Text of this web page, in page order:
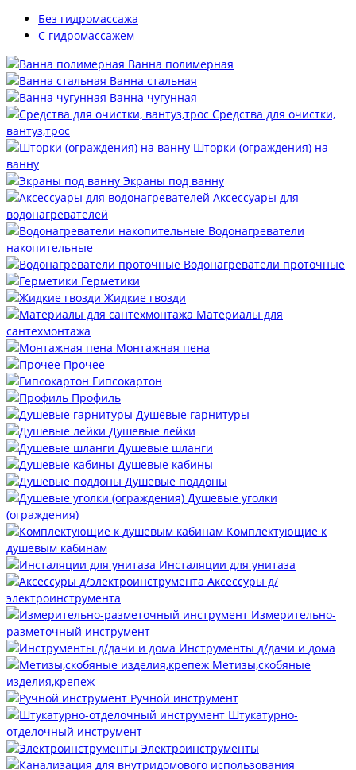
Без гидромассажа
С гидромассажем
Ванна полимерная
Ванна стальная
Ванна чугунная
Средства для очистки,
вантуз,трос
Шторки (ограждения) на
ванну
Экраны под ванну
Аксессуары для
водонагревателей
Водонагреватели
накопительные
Водонагреватели проточные
Герметики
Жидкие гвозди
Материалы для
сантехмонтажа
Монтажная пена
Прочее
Гипсокартон
Профиль
Душевые гарнитуры
Душевые лейки
Душевые шланги
Душевые кабины
Душевые поддоны
Душевые уголки
(ограждения)
Комплектующие к
душевым кабинам
Инсталяции для унитаза
Аксессуры д/
электроинструмента
Измерительно-
разметочный инструмент
Инструменты д/дачи и дома
Метизы,скобяные
изделия,крепеж
Ручной инструмент
Штукатурно-
отделочный инструмент
Электроинструменты